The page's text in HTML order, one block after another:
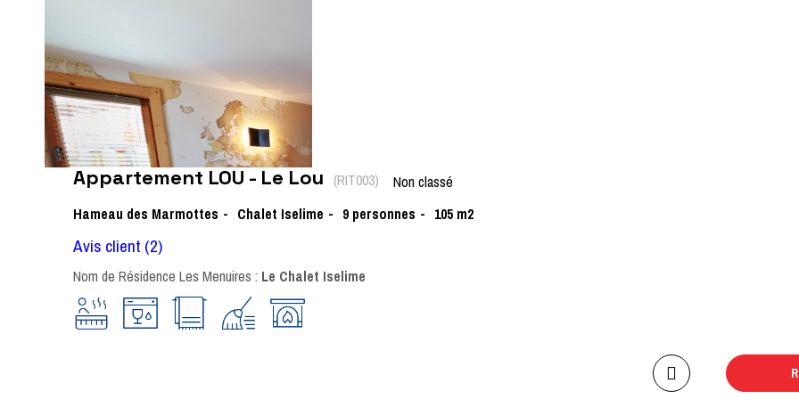
Appartement LOU - Le Lou (RIT003)
Non classé
Hameau des Marmottes
Chalet Iselime 9 personnes 105 m2
Avis client (2)
Nom de Résidence Les Menuires : Le Chalet Iselime